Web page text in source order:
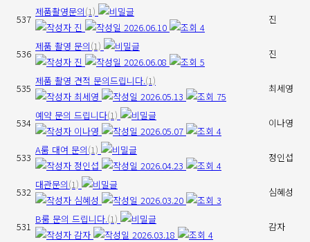
537
제품촬영문의(1)
진
2026.06.10 4
진
536
제품 촬영 문의(1)
진
2026.06.08 5
진
535
제품 촬영 견적 문의드립니다.(1)
최세영
2026.05.13 75
최세영
534
예약 문의 드립니다(1)
이나영
2026.05.07 4
이나영
533
A룸 대여 문의(1)
정인섭
2026.04.23 4
정인섭
532
대관문의(1)
심혜성
2026.03.20 3
심혜성
531
B룸 문의 드립니다.(1)
감자
2026.03.18 4
감자